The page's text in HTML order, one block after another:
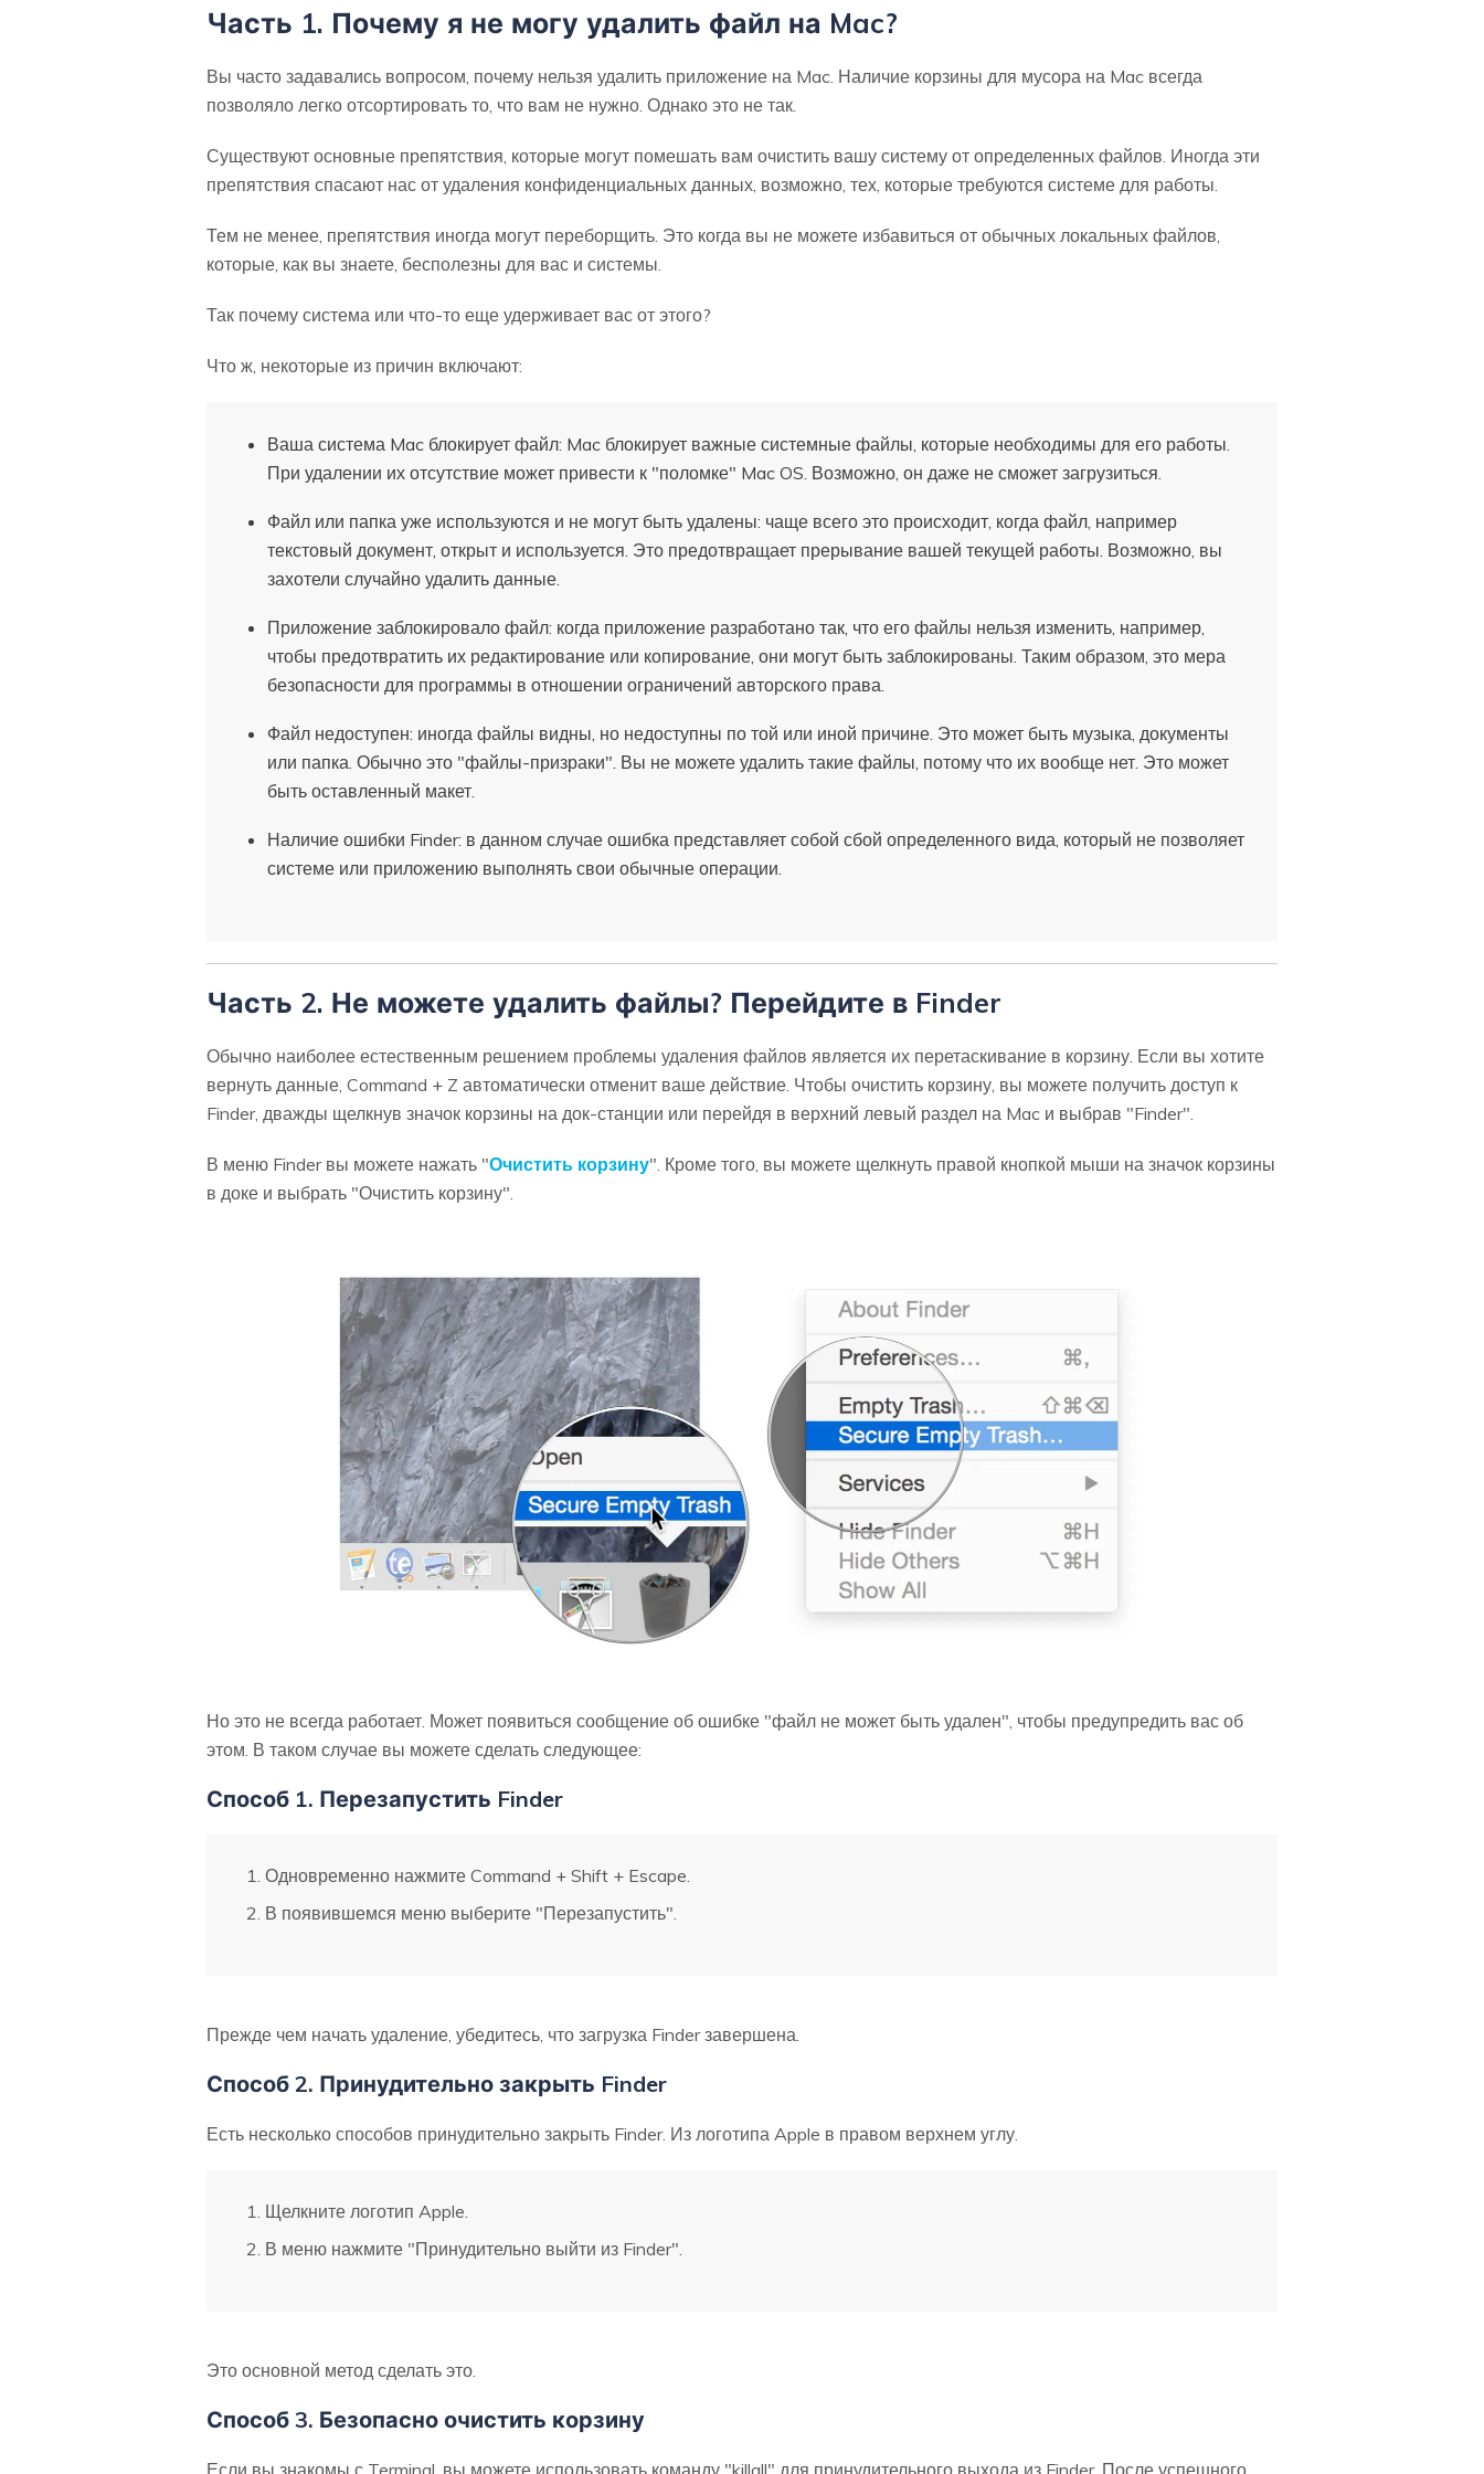
Часть 1. Почему я не могу удалить файл на Mac?
Вы часто задавались вопросом, почему нельзя удалить приложение на Mac. Наличие корзины для мусора на Mac всегда
позволяло легко отсортировать то, что вам не нужно. Однако это не так.
Существуют основные препятствия, которые могут помешать вам очистить вашу систему от определенных файлов. Иногда эти
препятствия спасают нас от удаления конфиденциальных данных, возможно, тех, которые требуются системе для работы.
Тем не менее, препятствия иногда могут переборщить. Это когда вы не можете избавиться от обычных локальных файлов,
которые, как вы знаете, бесполезны для вас и системы.
Так почему система или что-то еще удерживает вас от этого?
Что ж, некоторые из причин включают:
Ваша система Mac блокирует файл: Mac блокирует важные системные файлы, которые необходимы для его работы.
При удалении их отсутствие может привести к "поломке" Mac OS. Возможно, он даже не сможет загрузиться.
Файл или папка уже используются и не могут быть удалены: чаще всего это происходит, когда файл, например
текстовый документ, открыт и используется. Это предотвращает прерывание вашей текущей работы. Возможно, вы
захотели случайно удалить данные.
Приложение заблокировало файл: когда приложение разработано так, что его файлы нельзя изменить, например,
чтобы предотвратить их редактирование или копирование, они могут быть заблокированы. Таким образом, это мера
безопасности для программы в отношении ограничений авторского права.
Файл недоступен: иногда файлы видны, но недоступны по той или иной причине. Это может быть музыка, документы
или папка. Обычно это "файлы-призраки". Вы не можете удалить такие файлы, потому что их вообще нет. Это может
быть оставленный макет.
Наличие ошибки Finder: в данном случае ошибка представляет собой сбой определенного вида, который не позволяет
системе или приложению выполнять свои обычные операции.
Часть 2. Не можете удалить файлы? Перейдите в Finder
Обычно наиболее естественным решением проблемы удаления файлов является их перетаскивание в корзину. Если вы хотите
вернуть данные, Command + Z автоматически отменит ваше действие. Чтобы очистить корзину, вы можете получить доступ к
Finder, дважды щелкнув значок корзины на док-станции или перейдя в верхний левый раздел на Mac и выбрав "Finder".
В меню Finder вы можете нажать "Очистить корзину". Кроме того, вы можете щелкнуть правой кнопкой мыши на значок корзины
в доке и выбрать "Очистить корзину".
Но это не всегда работает. Может появиться сообщение об ошибке "файл не может быть удален", чтобы предупредить вас об
этом. В таком случае вы можете сделать следующее:
Способ 1. Перезапустить Finder
Одновременно нажмите Command + Shift + Escape.
В появившемся меню выберите "Перезапустить".
Прежде чем начать удаление, убедитесь, что загрузка Finder завершена.
Способ 2. Принудительно закрыть Finder
Есть несколько способов принудительно закрыть Finder. Из логотипа Apple в правом верхнем углу.
Щелкните логотип Apple.
В меню нажмите "Принудительно выйти из Finder".
Это основной метод сделать это.
Способ 3. Безопасно очистить корзину
Если вы знакомы с Terminal, вы можете использовать команду "killall" для принудительного выхода из Finder. После успешного